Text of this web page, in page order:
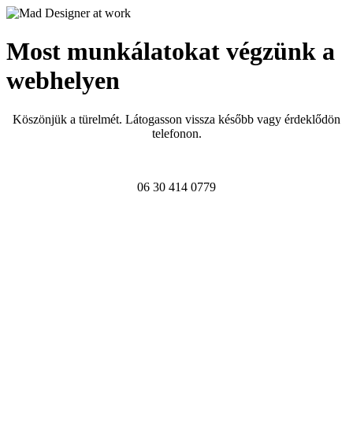
Most munkálatokat végzünk a
webhelyen
Köszönjük a türelmét. Látogasson vissza később vagy érdeklődön
telefonon.
06 30 414 0779